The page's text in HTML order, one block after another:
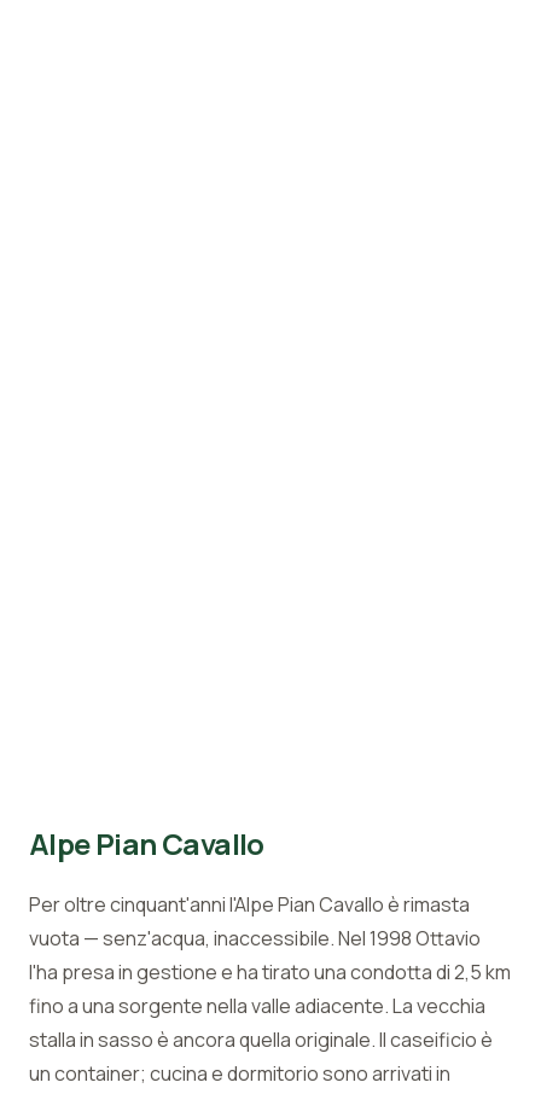
Alpe Pian Cavallo
Per oltre cinquant'anni l'Alpe Pian Cavallo è rimasta
vuota — senz'acqua, inaccessibile. Nel 1998 Ottavio
l'ha presa in gestione e ha tirato una condotta di 2,5 km
fino a una sorgente nella valle adiacente. La vecchia
stalla in sasso è ancora quella originale. Il caseificio è
un container; cucina e dormitorio sono arrivati in